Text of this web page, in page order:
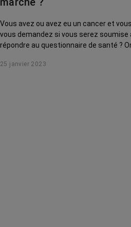
Vous avez ou avez eu un cancer et
vous demandez si vous serez soumise
répondre au questionnaire de santé ?
25 janvier 2023